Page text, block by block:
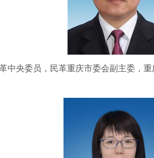
中央委员， 民革重庆市委会副主委，